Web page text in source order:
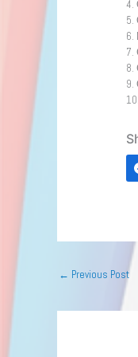
4.
5.
6.
7.
8.
9.
← Previous Post